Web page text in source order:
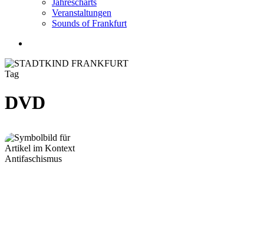
Jahrescharts
Veranstaltungen
Sounds of Frankfurt
Tag
DVD